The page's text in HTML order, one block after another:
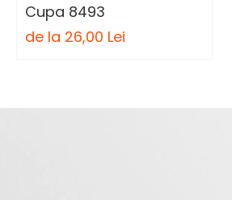
Cupa 8493
de la 26,00 Lei